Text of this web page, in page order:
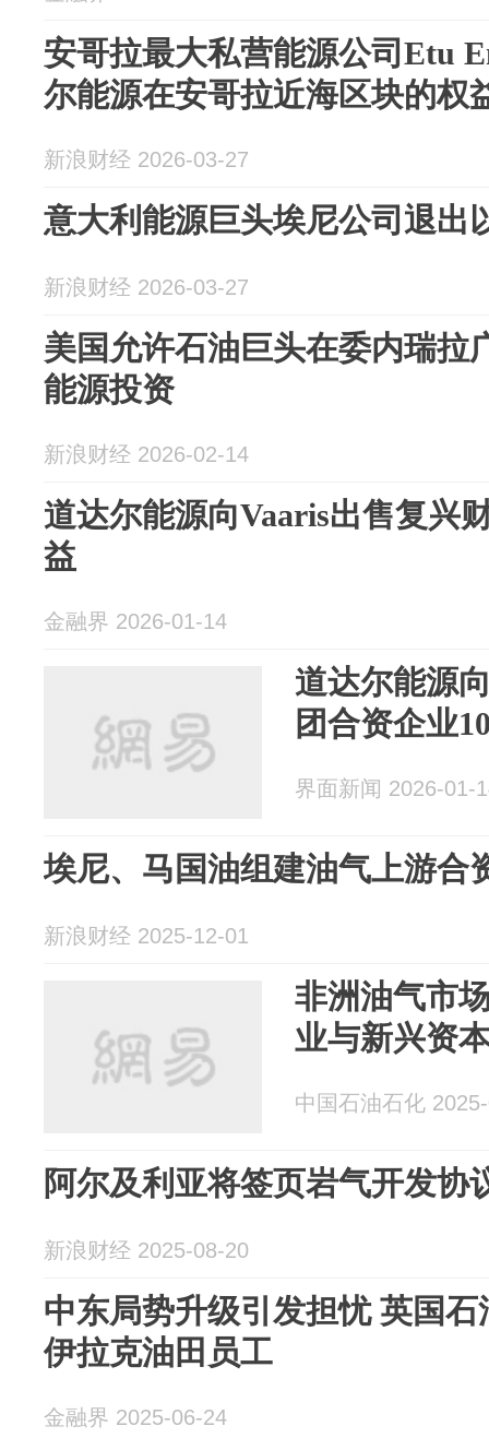
安哥拉最大私营能源公司Etu
尔能源在安哥拉近海区块的权
新浪财经 2026-03-27
意大利能源巨头埃尼公司退出
新浪财经 2026-03-27
美国允许石油巨头在委内瑞拉
能源投资
新浪财经 2026-02-14
道达尔能源向Vaaris出售复兴
益
金融界 2026-01-14
道达尔能源
团合资企业
界面新闻 2026-01-
埃尼、马国油组建油气上游合
新浪财经 2025-12-01
非洲油气市
业与新兴资
中国石油石化
阿尔及利亚将签页岩气开发协
新浪财经 2025-08-20
中东局势升级引发担忧 英国
伊拉克油田员工
金融界 2025-06-24